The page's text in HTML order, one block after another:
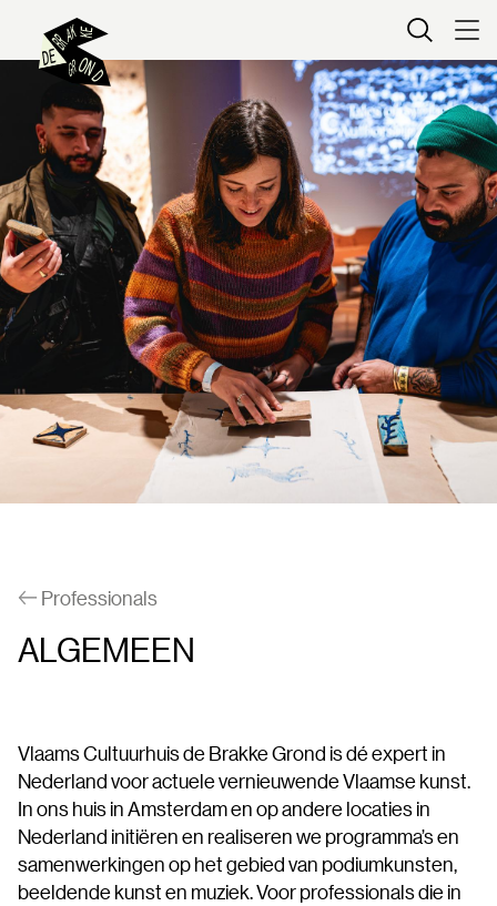
Professionals
ALGEMEEN
Vlaams Cultuurhuis de Brakke Grond is dé expert in
Nederland voor actuele vernieuwende Vlaamse kunst.
In ons huis in Amsterdam en op andere locaties in
Nederland initiëren en realiseren we programma’s en
samenwerkingen op het gebied van podiumkunsten,
beeldende kunst en muziek. Voor professionals die in